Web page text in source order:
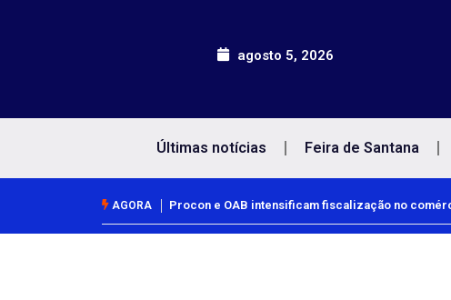
agosto 5, 2026
Últimas notícias Feira de Santana
AGORA Procon e OAB intensificam fiscalização no